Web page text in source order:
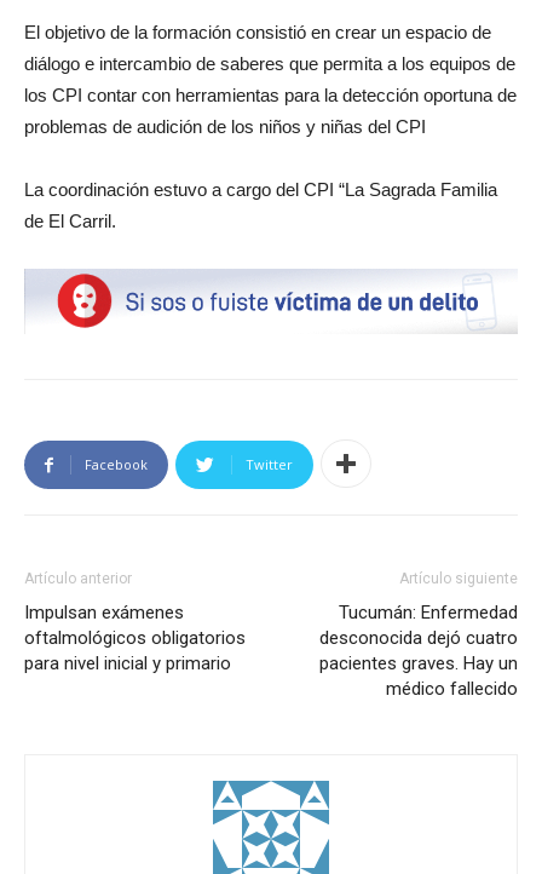
El objetivo de la formación consistió en crear un espacio de
diálogo e intercambio de saberes que permita a los equipos de
los CPI contar con herramientas para la detección oportuna de
problemas de audición de los niños y niñas del CPI
La coordinación estuvo a cargo del CPI “La Sagrada Familia
de El Carril.
Facebook Twitter
Artículo anterior
Impulsan exámenes
oftalmológicos obligatorios
para nivel inicial y primario
Artículo siguiente
Tucumán: Enfermedad
desconocida dejó cuatro
pacientes graves. Hay un
médico fallecido